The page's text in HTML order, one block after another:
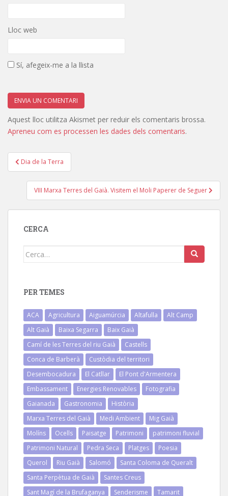
Lloc web
Sí, afegeix-me a la llista
Aquest lloc utilitza Akismet per reduir els comentaris brossa.
Apreneu com es processen les dades dels comentaris.
Navegació
d'entrades
Dia de la Terra
VIII Marxa Terres del Gaià. Visitem el Moli Paperer de Seguer
CERCA
Cerca:
PER TEMES
ACA Agricultura Aiguamúrcia Altafulla
Alt Camp
Alt Gaià
Baixa Segarra
Baix Gaià
Camí de les Terres del riu Gaià
Castells
Conca de Barberà
Custòdia del territori
Desembocadura
El Catllar
El Pont d'Armentera
Embassament
Energies Renovables
Fotografia
Gaianada
Gastronomia
Història
Marxa Terres del Gaià
Medi Ambient
Mig Gaià
Molíns
Ocells Paisatge Patrimoni
patrimoni fluvial
Patrimoni Natural
Pedra Seca Platges
Poesia
Querol
Riu Gaià Salomó
Santa Coloma de Queralt
Santa Perpètua de Gaià
Santes Creus
Sant Magí de la Brufaganya
Senderisme
Tamarit